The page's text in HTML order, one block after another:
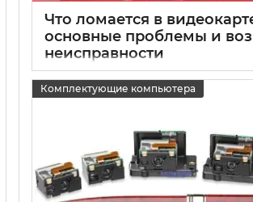
Что ломается в
основные проблемы и
неисправности
Комплектующие компьютера